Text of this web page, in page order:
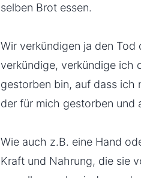
selben Brot essen.
Wir verkündigen ja den Tod
verkündige, verkündige ich
gestorben bin, auf dass ich
der für mich gestorben und
Wie auch z.B. eine Hand
Kraft und Nahrung, die sie